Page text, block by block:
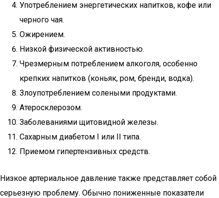
Употреблением энергетических напитков, кофе или
черного чая.
Ожирением.
Низкой физической активностью.
Чрезмерным потреблением алкоголя, особенно
крепких напитков (коньяк, ром, бренди, водка).
Злоупотреблением солеными продуктами.
Атеросклерозом.
Заболеваниями щитовидной железы.
Сахарным диабетом I или II типа.
Приемом гипертензивных средств.
Низкое артериальное давление также представляет собой
серьезную проблему. Обычно пониженные показатели